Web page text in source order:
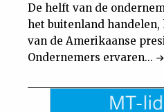
De helft van de
het buitenland
van de Amerikaanse
Ondernemers ervaren...